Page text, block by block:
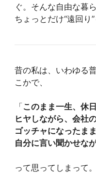
ぐ。そんな自由な暮
ちょっとだけ“遠回り
昔の私は、いわゆる
こかで、
「 このまま一生、休
ヒヤしながら、会社
ゴッチャになったま
自分に言い聞かせな
って思ってしまって。